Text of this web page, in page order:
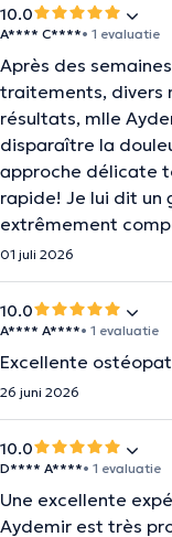
10.0
A**** C****• 1 evaluatie
Après des
traitements, divers
résultats, mlle
disparaître la
approche délicate
rapide! Je lui dit un
extrêmement
01 juli 2026
10.0
A**** A****• 1 evaluatie
Excellente
26 juni 2026
10.0
D**** A****• 1 evaluatie
Une excellente
Aydemir est très